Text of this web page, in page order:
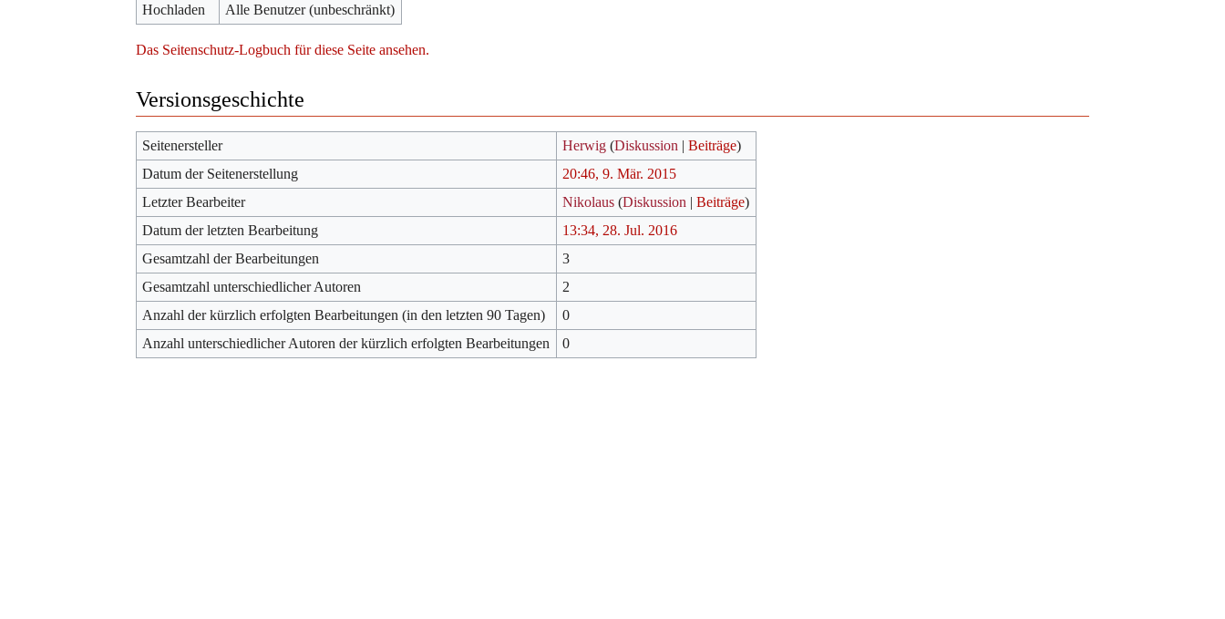
Hochladen
Alle Benutzer (unbeschränkt)
Das Seitenschutz-Logbuch für diese Seite ansehen.
Versionsgeschichte
Seitenersteller Herwig (Diskussion |Beiträge)
Datum der Seitenerstellung
20:46, 9. Mär. 2015
Letzter Bearbeiter
Nikolaus (Diskussion |Beiträge)
Datum der letzten Bearbeitung
13:34, 28. Jul. 2016
Gesamtzahl der Bearbeitungen
3
Gesamtzahl unterschiedlicher Autoren
2
Anzahl der kürzlich erfolgten Bearbeitungen (in den letzten 90 Tagen)
0
Anzahl unterschiedlicher Autoren der kürzlich erfolgten Bearbeitungen
0